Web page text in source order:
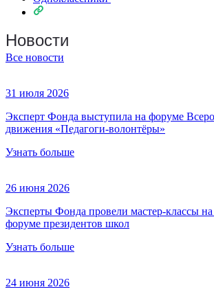
Новости
Все новости
31 июля 2026
Эксперт Фонда выступила на форуме
движения «Педагоги-волонтёры»
Узнать больше
26 июня 2026
Эксперты Фонда провели мастер-классы
форуме президентов школ
Узнать больше
24 июня 2026